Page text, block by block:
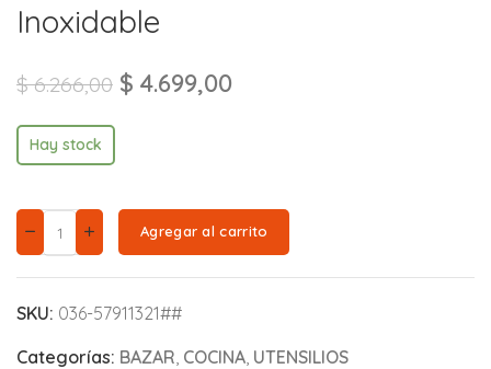
Inoxidable
$6.266,00 $ 4.699,00
Hay stock
Agregar al carrito
SKU: 036-57911321##
Categorías: BAZAR COCINA UTENSILIOS